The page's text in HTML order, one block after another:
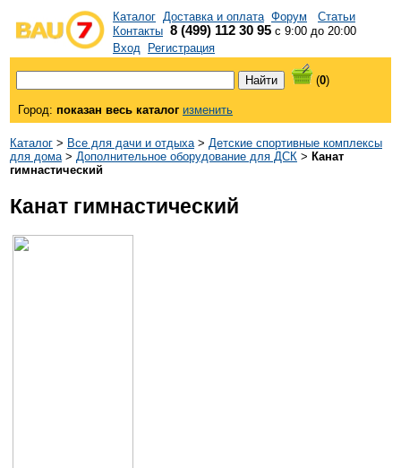
Каталог Доставка и оплата Форум
Статьи
Контакты 8 (499) 112 30 95 с 9:00 до 20:00
Вход
Регистрация
(0)
Город: показан весь каталог изменить
Каталог > Все для дачи и отдыха> Детские спортивные комплексы
для дома> Дополнительное оборудование для ДСК > Канат
гимнастический
Канат гимнастический